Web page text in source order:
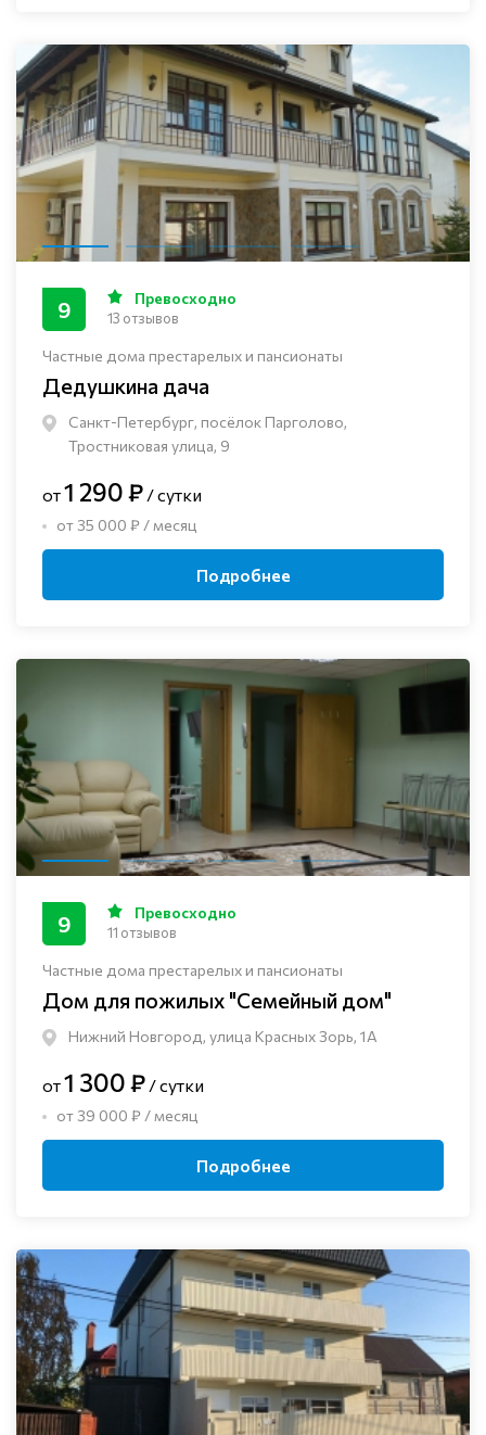
Частные дома престарелых и пансионаты
Дедушкина дача
Санкт-Петербург, посёлок Парголово,
Тростниковая улица, 9
9 Превосходно
13 отзывов
от1 290 ₽ / сутки
от 35 000 ₽ / месяц
Подробнее
Частные дома престарелых и пансионаты
Дом для пожилых "Семейный дом"
Нижний Новгород, улица Красных Зорь, 1А
9 Превосходно
11 отзывов
от1 300 ₽ / сутки
от 39 000 ₽ / месяц
Подробнее